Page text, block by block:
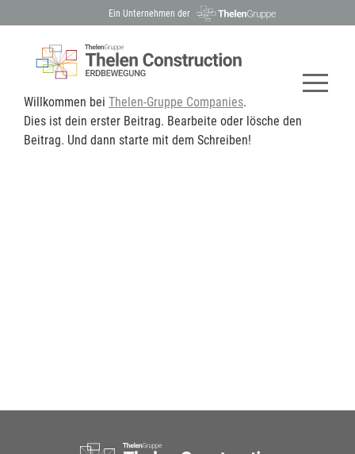
Ein Unternehmen der
Willkommen bei Thelen-Gruppe Companies.
Dies ist dein erster Beitrag. Bearbeite oder lösche den
Beitrag. Und dann starte mit dem Schreiben!